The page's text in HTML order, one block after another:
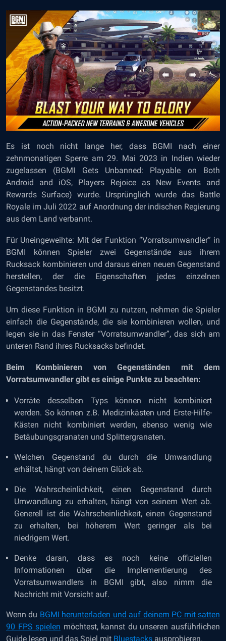
Es ist noch nicht lange her, dass BGMI nach einer
zehnmonatigen Sperre am 29. Mai 2023 in Indien wieder
zugelassen (BGMI Gets Unbanned: Playable on Both
Android and iOS, Players Rejoice as New Events and
Rewards Surface) wurde. Ursprünglich wurde das Battle
Royale im Juli 2022 auf Anordnung der indischen Regierung
aus dem Land verbannt.
Für Uneingeweihte: Mit der Funktion “Vorratsumwandler” in
BGMI können Spieler zwei Gegenstände aus ihrem
Rucksack kombinieren und daraus einen neuen Gegenstand
herstellen, der die Eigenschaften jedes einzelnen
Gegenstandes besitzt.
Um diese Funktion in BGMI zu nutzen, nehmen die Spieler
einfach die Gegenstände, die sie kombinieren wollen, und
legen sie in das Fenster “Vorratsumwandler”, das sich am
unteren Rand ihres Rucksacks befindet.
Beim Kombinieren von Gegenständen mit dem
Vorratsumwandler gibt es einige Punkte zu beachten:
Vorräte desselben Typs können nicht kombiniert
werden. So können z.B. Medizinkästen und Erste-Hilfe-
Kästen nicht kombiniert werden, ebenso wenig wie
Betäubungsgranaten und Splittergranaten.
Welchen Gegenstand du durch die Umwandlung
erhältst, hängt von deinem Glück ab.
Die Wahrscheinlichkeit, einen Gegenstand durch
Umwandlung zu erhalten, hängt von seinem Wert ab.
Generell ist die Wahrscheinlichkeit, einen Gegenstand
zu erhalten, bei höherem Wert geringer als bei
niedrigem Wert.
Denke daran, dass es noch keine offiziellen
Informationen über die Implementierung des
Vorratsumwandlers in BGMI gibt, also nimm die
Nachricht mit Vorsicht auf.
Wenn du BGMI herunterladen und auf deinem PC mit satten
90 FPS spielen möchtest, kannst du unseren ausführlichen
Guide lesen und das Spiel mit Bluestacks ausprobieren.